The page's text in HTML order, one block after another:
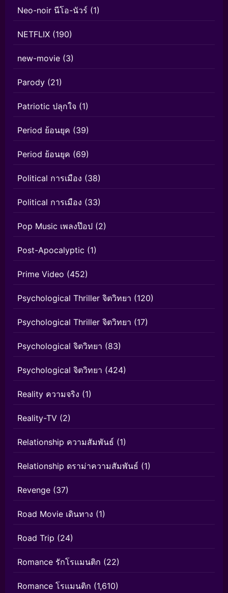
Neo-noir นีโอ-นัวร์ (1)
NETFLIX (190)
new-movie (3)
Parody (21)
Patriotic ปลุกใจ (1)
Period ย้อนยุค (39)
Period ย้อนยุค (69)
Political การเมือง (38)
Political การเมือง (33)
Pop Music เพลงป๊อป (2)
Post-Apocalyptic (1)
Prime Video (452)
Psychological Thriller จิตวิทยา (120)
Psychological Thriller จิตวิทยา (17)
Psychological จิตวิทยา (83)
Psychological จิตวิทยา (424)
Reality ความจริง (1)
Reality-TV (2)
Relationship ความสัมพันธ์ (1)
Relationship ดราม่าความสัมพันธ์ (1)
Revenge (37)
Road Movie เดินทาง (1)
Road Trip (24)
Romance รักโรแมนติก (22)
Romance โรแมนติก (1,610)